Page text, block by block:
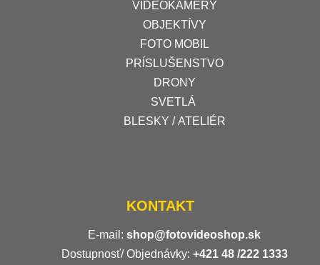
VIDEOKAMERY
OBJEKTÍVY
FOTO MOBIL
PRÍSLUŠENSTVO
DRONY
SVETLÁ
BLESKY / ATELIÉR
KONTAKT
E-mail: shop@fotovideoshop.sk
Dostupnosť/ Objednávky: +421 48 /222 1333